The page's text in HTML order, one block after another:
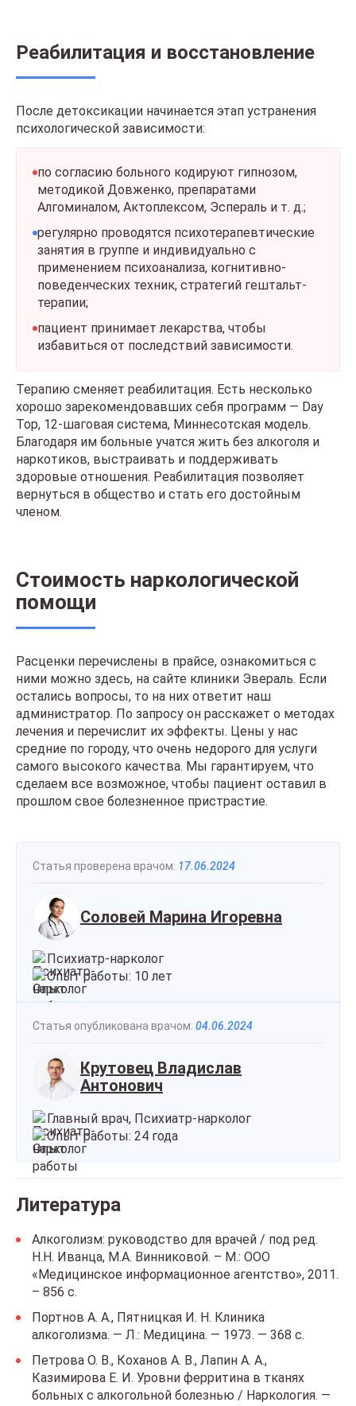
Реабилитация и восстановление
После детоксикации начинается этап устранения
психологической зависимости:
по согласию больного кодируют гипнозом,
методикой Довженко, препаратами
Алгоминалом, Актоплексом, Эспераль и т. д.;
регулярно проводятся психотерапевтические
занятия в группе и индивидуально с
применением психоанализа, когнитивно-
поведенческих техник, стратегий гештальт-
терапии;
пациент принимает лекарства, чтобы
избавиться от последствий зависимости.
Терапию сменяет реабилитация. Есть несколько
хорошо зарекомендовавших себя программ — Day
Top, 12-шаговая система, Миннесотская модель.
Благодаря им больные учатся жить без алкоголя и
наркотиков, выстраивать и поддерживать
здоровые отношения. Реабилитация позволяет
вернуться в общество и стать его достойным
членом.
Стоимость наркологической
помощи
Расценки перечислены в прайсе, ознакомиться с
ними можно здесь, на сайте клиники Эвераль. Если
остались вопросы, то на них ответит наш
администратор. По запросу он расскажет о методах
лечения и перечислит их эффекты. Цены у нас
средние по городу, что очень недорого для услуги
самого высокого качества. Мы гарантируем, что
сделаем все возможное, чтобы пациент оставил в
прошлом свое болезненное пристрастие.
Статья проверена врачом: 17.06.2024
Соловей Марина Игоревна
Психиатр-нарколог
Опыт работы: 10 лет
Статья опубликована врачом: 04.06.2024
Крутовец Владислав
Антонович
Главный врач, Психиатр-нарколог
Опыт работы: 24 года
Литература
Алкоголизм: руководство для врачей / под ред.
Н.Н. Иванца, М.А. Винниковой. – М.: ООО
«Медицинское информационное агентство», 2011.
– 856 с.
Портнов А. А., Пятницкая И. Н. Клиника
алкоголизма. — Л.: Медицина. — 1973. — 368 с.
Петрова О. В., Коханов А. В., Лапин А. А.,
Казимирова Е. И. Уровни ферритина в тканях
больных с алкогольной болезнью / Наркология. —